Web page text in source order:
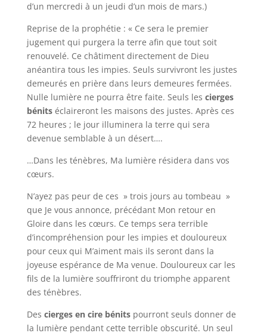
d’un mercredi à un jeudi d’un mois de mars.)
Reprise de la prophétie : « Ce sera le premier
jugement qui purgera la terre afin que tout soit
renouvelé. Ce châtiment directement de Dieu
anéantira tous les impies. Seuls survivront les justes
demeurés en prière dans leurs demeures fermées.
Nulle lumière ne pourra être faite. Seuls les cierges
bénitséclaireront les maisons des justes. Après ces
72 heures ; le jour illuminera la terre qui sera
devenue semblable à un désert….
…Dans les ténèbres, Ma lumière résidera dans vos
cœurs.
N’ayez pas peur de ces » trois jours au tombeau »
que Je vous annonce, précédant Mon retour en
Gloire dans les cœurs. Ce temps sera terrible
d’incompréhension pour les impies et douloureux
pour ceux qui M’aiment mais ils seront dans la
joyeuse espérance de Ma venue. Douloureux car les
fils de la lumière souffriront du triomphe apparent
des ténèbres.
Des cierges en cire bénitspourront seuls donner de
la lumière pendant cette terrible obscurité. Un seul